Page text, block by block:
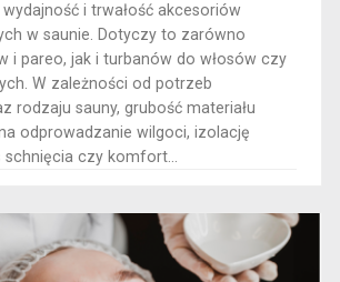
i trwałość akcesoriów
w saunie. Dotyczy to zarówno
i pareo, jak i turbanów do włosów czy
W zależności od potrzeb
rodzaju sauny, grubość materiału
odprowadzanie wilgoci, izolację
czy komfort...